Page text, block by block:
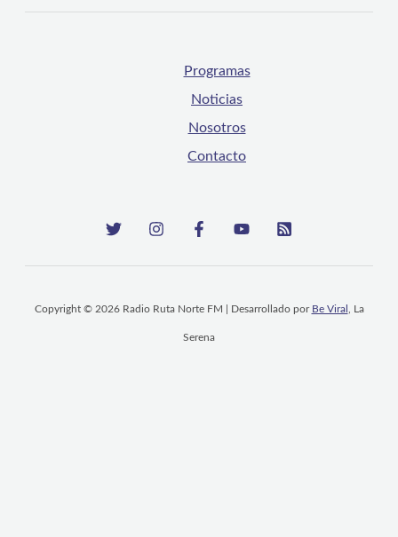
Programas
Noticias
Nosotros
Contacto
Copyright © 2026 Radio Ruta Norte FM | Desarrollado por Be Viral , La
Serena